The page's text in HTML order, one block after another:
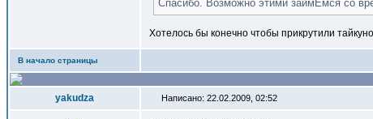
Спасибо. Возможно этими займЁмся со
Хотелось бы конечно чтобы прикрутили
В начало страницы
yakudza Написано: 22.02.2009, 02:52